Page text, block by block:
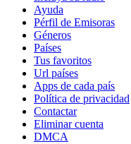
Ayuda
Pérfil de Emisoras
Géneros
Países
Tus favoritos
Url países
Apps de cada país
Política de privacidad
Contactar
Eliminar cuenta
DMCA